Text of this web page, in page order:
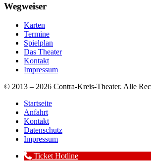
Wegweiser
Karten
Termine
Spielplan
Das Theater
Kontakt
Impressum
© 2013 – 2026 Contra-Kreis-Theater. Alle
Startseite
Anfahrt
Kontakt
Datenschutz
Impressum
Ticket Hotline